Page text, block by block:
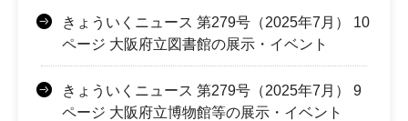
きょういくニュース 第279号（2025年7月） 10
ページ 大阪府立図書館の展示・イベント
きょういくニュース 第279号（2025年7月） 9
ページ 大阪府立博物館等の展示・イベント